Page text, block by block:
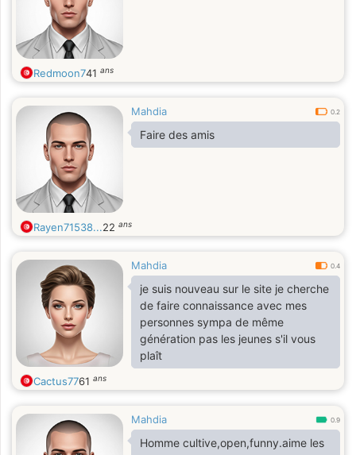
Redmoon741 ans
Mahdia 0.2
Faire des amis
Rayen71538...22 ans
Mahdia 0.4
je suis nouveau sur le site je cherche
de faire connaissance avec mes
personnes sympa de même
génération pas les jeunes s'il vous
plaît
Cactus7761 ans
Mahdia 0.9
Homme cultive,open,funny.aime les